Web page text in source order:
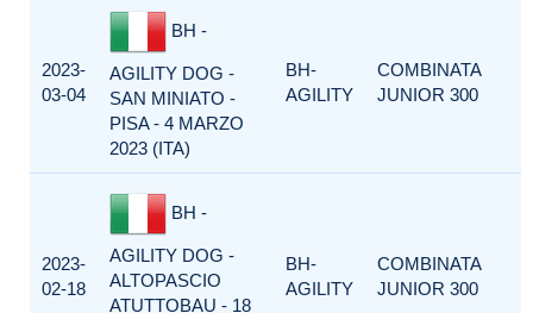
2023-
03-04
BH -
AGILITY DOG -
SAN MINIATO -
PISA - 4 MARZO
2023 (ITA)
BH-
AGILITY
COMBINATA
JUNIOR 300
2023-
02-18
BH -
AGILITY DOG -
ALTOPASCIO
ATUTTOBAU - 18
BH-
AGILITY
COMBINATA
JUNIOR 300